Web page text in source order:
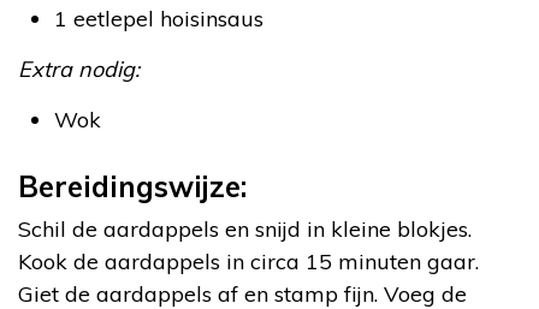
1 eetlepel hoisinsaus
Extra nodig:
Wok
Bereidingswijze:
Schil de aardappels en snijd in kleine blokjes.
Kook de aardappels in circa 15 minuten gaar.
Giet de aardappels af en stamp fijn. Voeg de